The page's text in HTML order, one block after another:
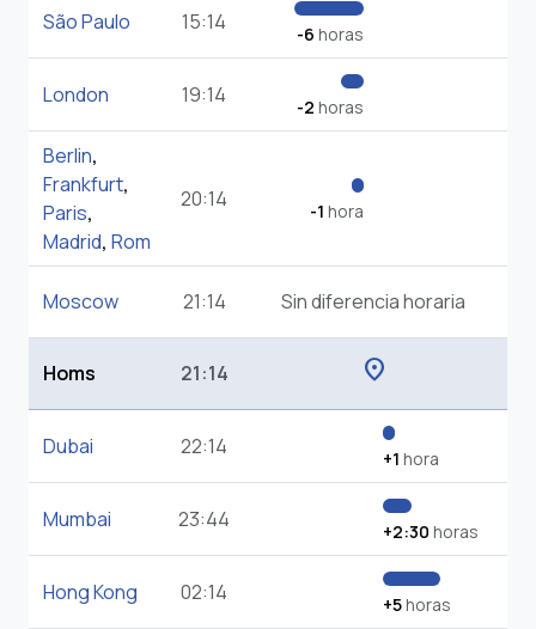
São Paulo 15:14 -6 horas
London 19:14 -2 horas
Berlin,
Frankfurt,
Paris,
Madrid, Rom
20:14 -1 hora
Moscow 21:14 Sin diferencia horaria
Homs 21:14 location_on
Dubai 22:14 +1 hora
Mumbai 23:44 +2:30 horas
Hong Kong 02:14 +5horas